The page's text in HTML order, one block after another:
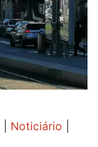
Noticiário